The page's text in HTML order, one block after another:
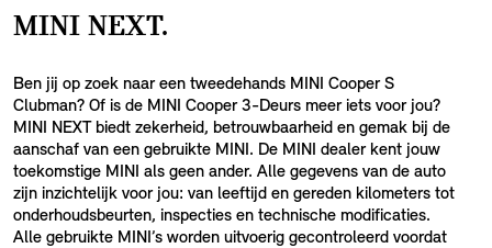
MINI NEXT.
Ben jij op zoek naar een tweedehands MINI Cooper S
Clubman? Of is de MINI Cooper 3-Deurs meer iets voor jou?
MINI NEXT biedt zekerheid, betrouwbaarheid en gemak bij de
aanschaf van een gebruikte MINI. De MINI dealer kent jouw
toekomstige MINI als geen ander. Alle gegevens van de auto
zijn inzichtelijk voor jou: van leeftijd en gereden kilometers tot
onderhoudsbeurten, inspecties en technische modificaties.
Alle gebruikte MINI’s worden uitvoerig gecontroleerd voordat